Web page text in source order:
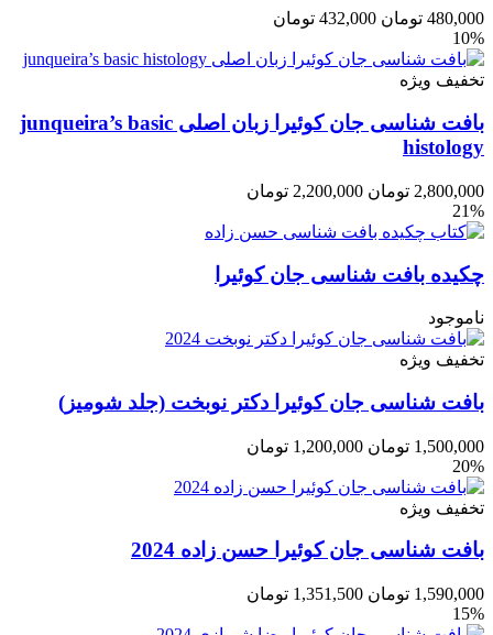
480,000 تومان 432,000 تومان
10%
تخفیف ویژه
بافت شناسی جان کوئیرا زبان اصلی junqueira’s basic
histology
2,800,000 تومان 2,200,000 تومان
21%
چکیده بافت شناسی جان کوئیرا
ناموجود
تخفیف ویژه
بافت شناسی جان کوئیرا دکتر نوبخت (جلد شومیز)
1,500,000 تومان 1,200,000 تومان
20%
تخفیف ویژه
بافت شناسی جان کوئیرا حسن زاده 2024
1,590,000 تومان 1,351,500 تومان
15%